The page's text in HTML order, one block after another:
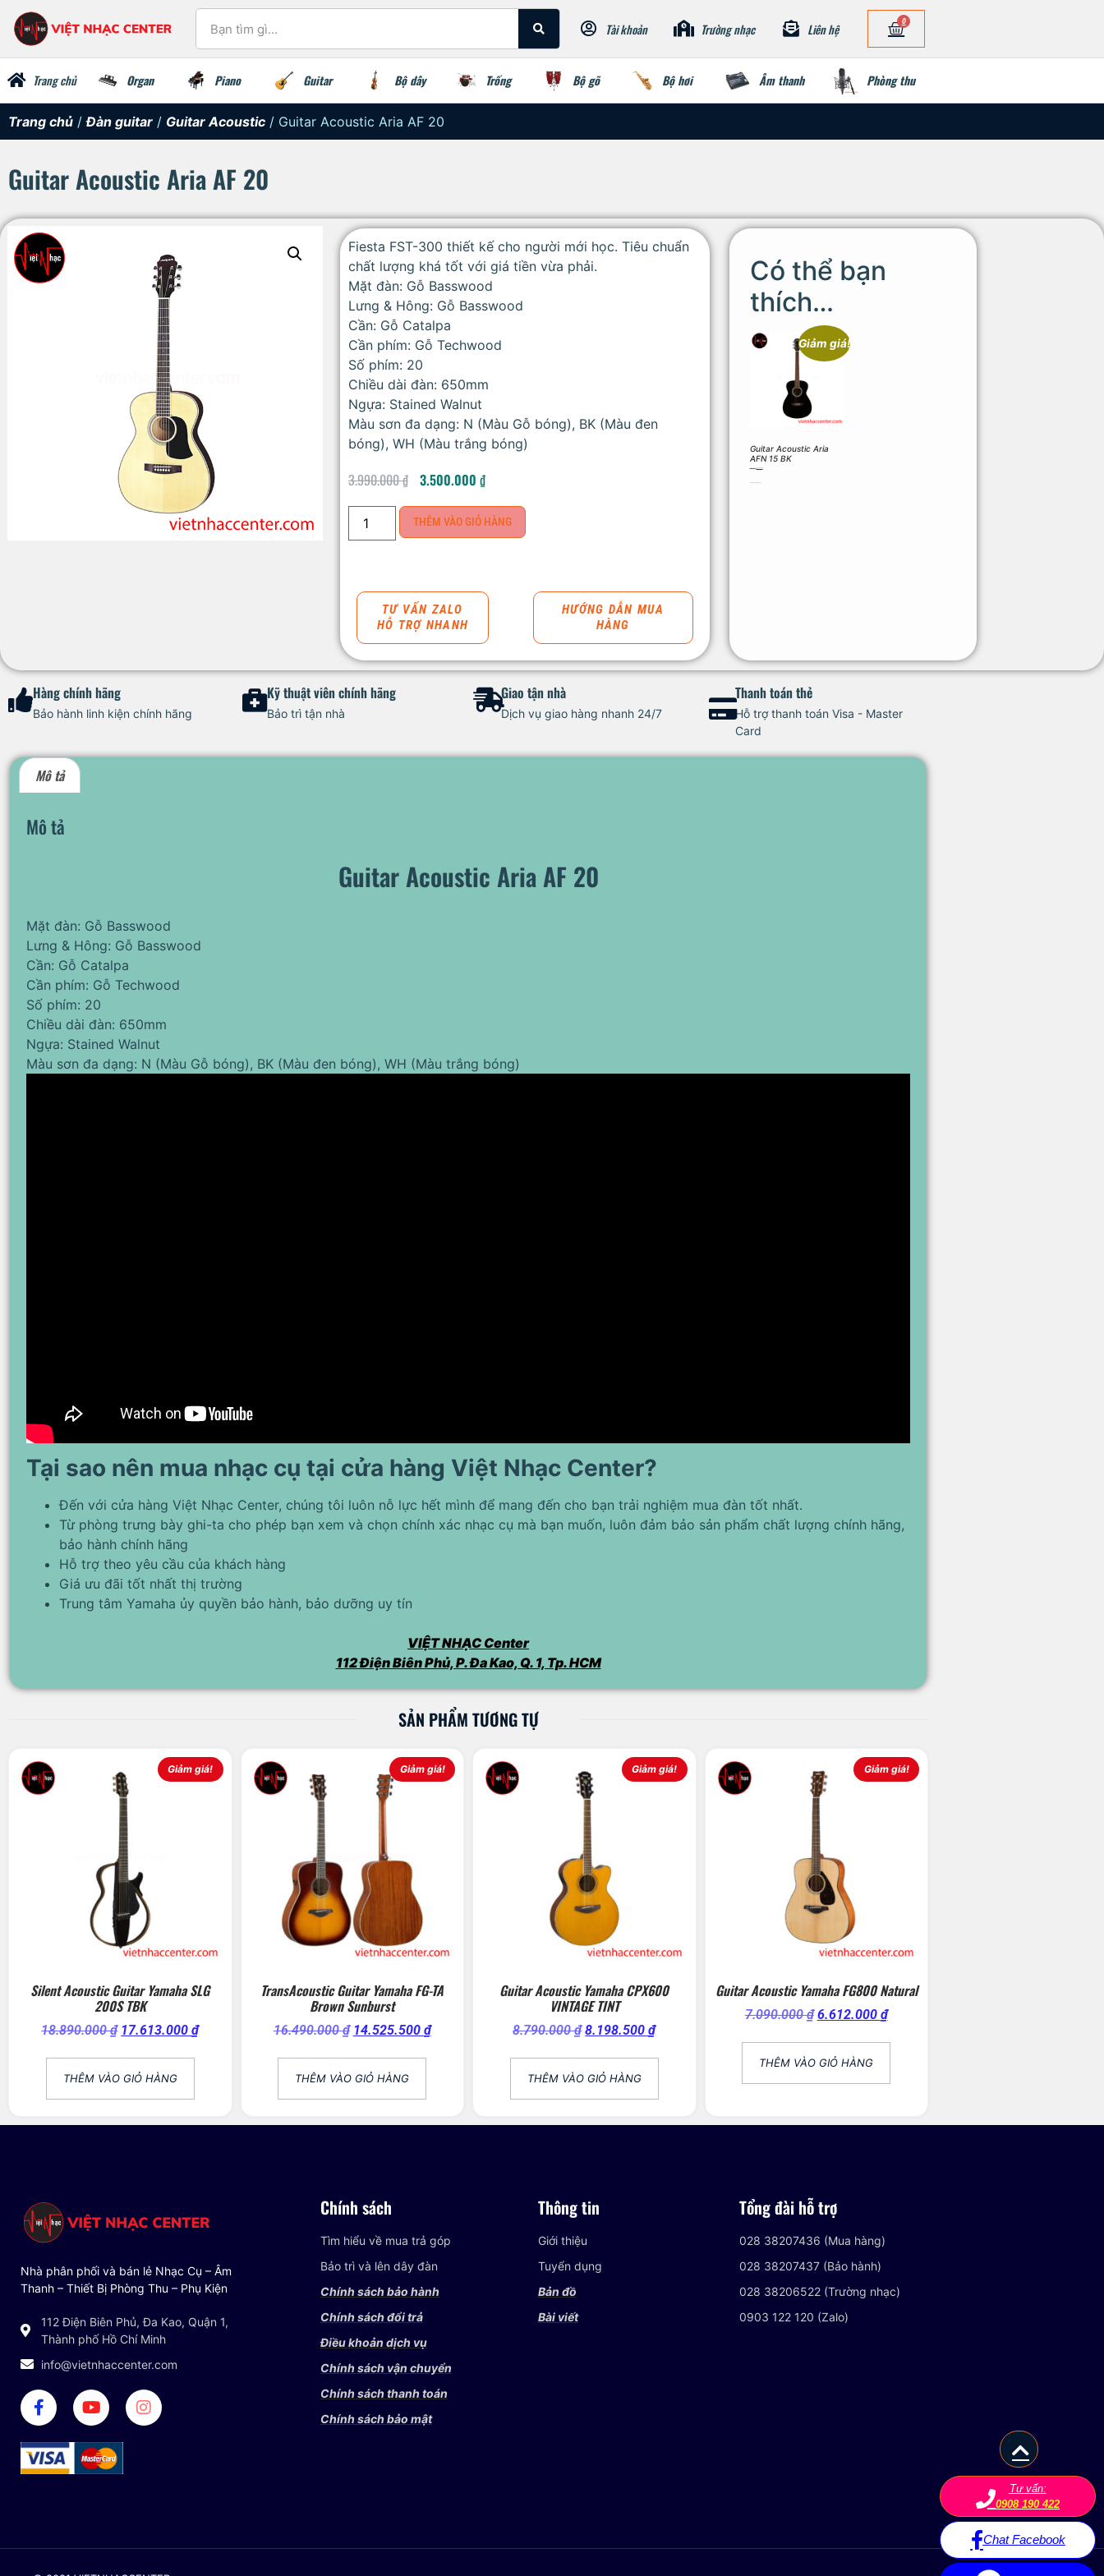
Tài khoản Trường nhạc Liên hệ 0
Trang chủ Organ Piano Guitar Bộ dây Trống Bộ gõ Bộ hơi Âm thanh Phòng thu
Trang chủ /Đàn guitar / Guitar Acoustic / Guitar Acoustic Aria AF 20
Guitar Acoustic Aria AF 20
Fiesta FST-300 thiết kế cho người mới học. Tiêu chuẩn
chất lượng khá tốt với giá tiền vừa phải.
Mặt đàn: Gỗ Basswood
Lưng & Hông: Gỗ Basswood
Cần: Gỗ Catalpa
Cần phím: Gỗ Techwood
Số phím: 20
Chiều dài đàn: 650mm
Ngựa: Stained Walnut
Màu sơn đa dạng: N (Màu Gỗ bóng), BK (Màu đen
bóng), WH (Màu trắng bóng)
3.990.000₫ 3.500.000 ₫
THÊM VÀO GIỎ HÀNG
TƯ VẤN ZALO
HỖ TRỢ NHANH
HƯỚNG DẪN MUA
HÀNG
Có thể bạn
thích…
Giảm giá!
Guitar Acoustic Aria
AFN 15 BK
Hàng chính hãng
Bảo hành linh kiện chính hãng
Kỹ thuật viên chính hãng
Bảo trì tận nhà
Giao tận nhà
Dịch vụ giao hàng nhanh 24/7
Thanh toán thẻ
Hỗ trợ thanh toán Visa - Master
Card
Mô tả
Mô tả
Guitar Acoustic Aria AF 20
Mặt đàn: Gỗ Basswood
Lưng & Hông: Gỗ Basswood
Cần: Gỗ Catalpa
Cần phím: Gỗ Techwood
Số phím: 20
Chiều dài đàn: 650mm
Ngựa: Stained Walnut
Màu sơn đa dạng: N (Màu Gỗ bóng), BK (Màu đen bóng), WH (Màu trắng bóng)
Tại sao nên mua nhạc cụ tại cửa hàng Việt Nhạc Center?
Đến với cửa hàng Việt Nhạc Center, chúng tôi luôn nỗ lực hết mình để mang đến cho bạn trải nghiệm mua đàn tốt nhất.
Từ phòng trưng bày ghi-ta cho phép bạn xem và chọn chính xác nhạc cụ mà bạn muốn, luôn đảm bảo sản phẩm chất lượng chính hãng,
bảo hành chính hãng
Hỗ trợ theo yêu cầu của khách hàng
Giá ưu đãi tốt nhất thị trường
Trung tâm Yamaha ủy quyền bảo hành, bảo dưỡng uy tín
VIỆT NHẠC Center
112 Điện Biên Phủ, P. Đa Kao, Q. 1, Tp. HCM
SẢN PHẨM TƯƠNG TỰ
Giảm giá!
Silent Acoustic Guitar Yamaha SLG
200S TBK
18.890.000₫ 17.613.000₫
THÊM VÀO GIỎ HÀNG
Giảm giá!
TransAcoustic Guitar Yamaha FG-TA
Brown Sunburst
16.490.000₫ 14.525.500 ₫
THÊM VÀO GIỎ HÀNG
Giảm giá!
Guitar Acoustic Yamaha CPX600
VINTAGE TINT
8.790.000₫ 8.198.500₫
THÊM VÀO GIỎ HÀNG
Giảm giá!
Guitar Acoustic Yamaha FG800 Natural
7.090.000₫ 6.612.000 ₫
THÊM VÀO GIỎ HÀNG
Tư vấn:
0908 190 422
Chat Facebook
Nhà phân phối và bán lẻ Nhạc Cụ – Âm
Thanh – Thiết Bị Phòng Thu – Phụ Kiện
112 Điện Biên Phủ, Đa Kao, Quận 1,
Thành phố Hồ Chí Minh
info@vietnhaccenter.com
Chính sách
Tìm hiểu về mua trả góp
Bảo trì và lên dây đàn
Chính sách bảo hành
Chính sách đổi trả
Điều khoản dịch vụ
Chính sách vận chuyển
Chính sách thanh toán
Chính sách bảo mật
Thông tin
Giới thiệu
Tuyển dụng
Bản đồ
Bài viết
Tổng đài hỗ trợ
028 38207436 (Mua hàng)
028 38207437 (Bảo hành)
028 38206522 (Trường nhạc)
0903 122 120 (Zalo)